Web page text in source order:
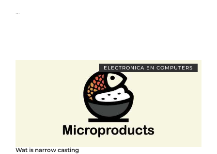
...
ELECTRONICA EN COMPUTERS
Wat is narrow casting